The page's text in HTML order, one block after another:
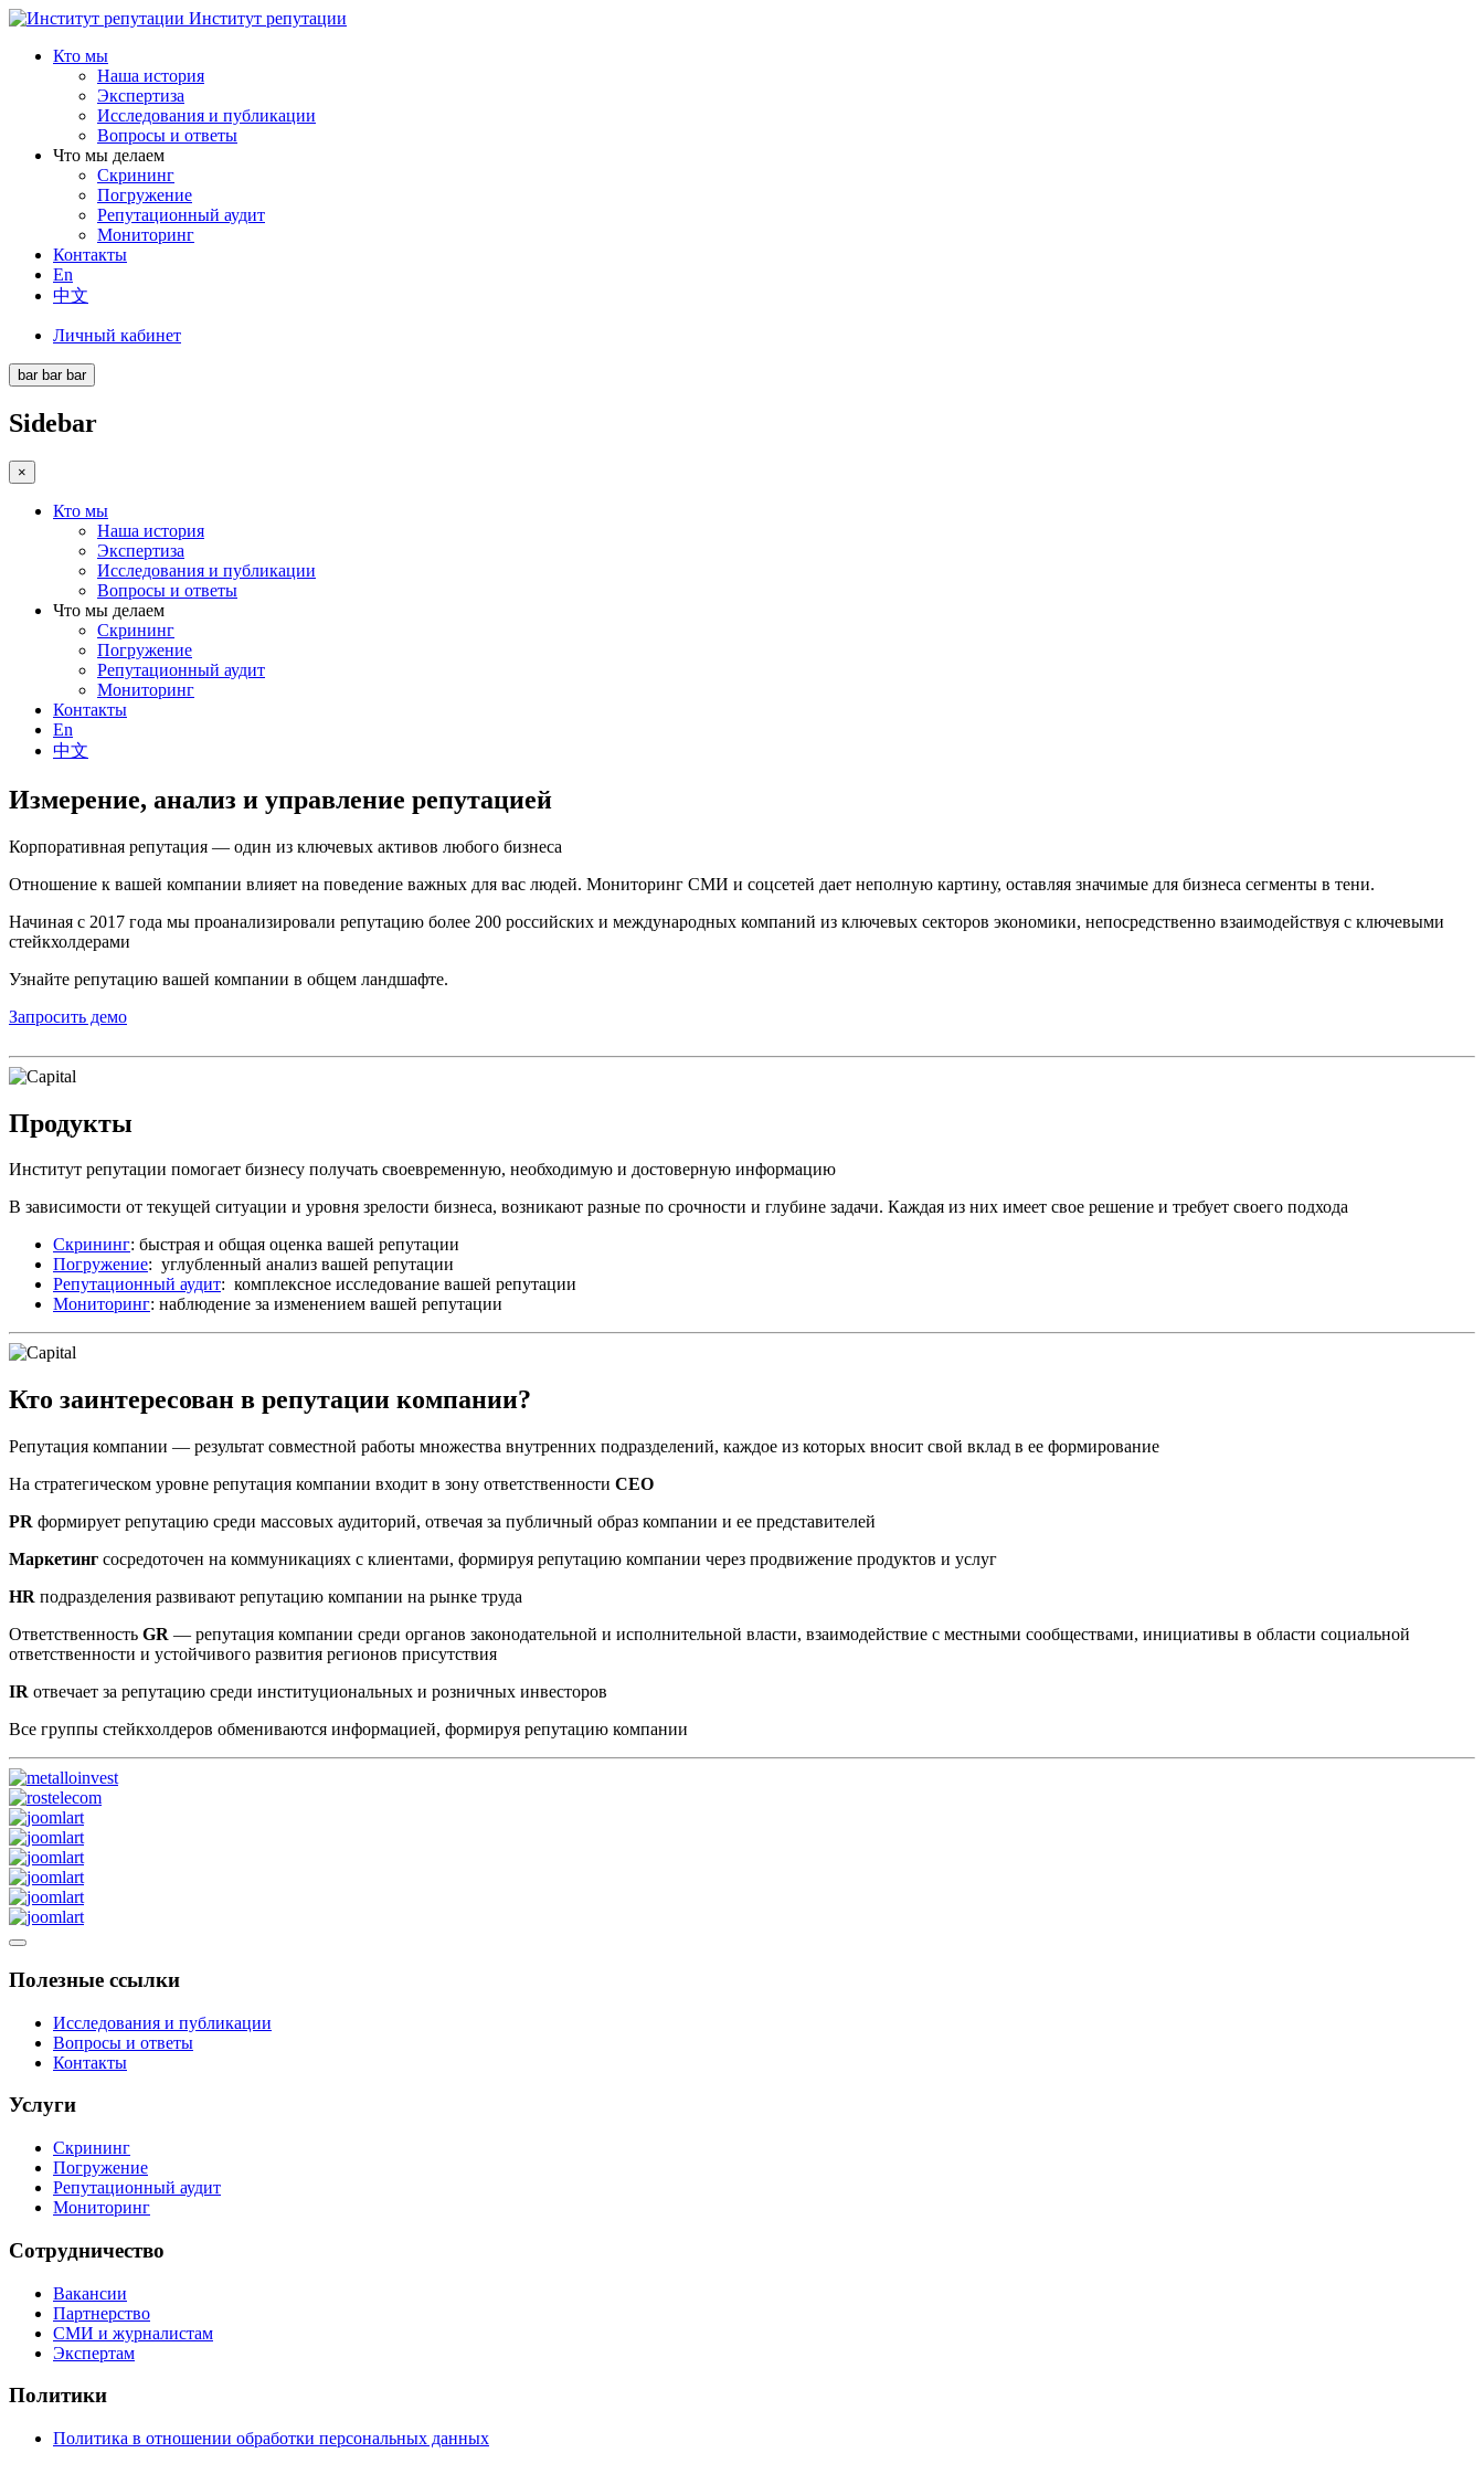
Институт репутации
Кто мы
Наша история
Экспертиза
Исследования и публикации
Вопросы и ответы
Что мы делаем
Скрининг
Погружение
Репутационный аудит
Мониторинг
Контакты
En
中文
Личный кабинет
bar bar bar
Sidebar
×
Кто мы
Наша история
Экспертиза
Исследования и публикации
Вопросы и ответы
Что мы делаем
Скрининг
Погружение
Репутационный аудит
Мониторинг
Контакты
En
中文
Измерение, анализ и управление репутацией
Корпоративная репутация — один из ключевых активов любого бизнеса
Отношение к вашей компании влияет на поведение важных для вас людей. Мониторинг СМИ и соцсетей дает неполную картину, оставляя значимые для бизнеса сегменты в тени.
Начиная с 2017 года мы проанализировали репутацию более 200 российских и международных компаний из ключевых секторов экономики, непосредственно взаимодействуя с ключевыми
стейкхолдерами
Узнайте репутацию вашей компании в общем ландшафте.
Запросить демо
Продукты
Институт репутации помогает бизнесу получать своевременную, необходимую и достоверную информацию
В зависимости от текущей ситуации и уровня зрелости бизнеса, возникают разные по срочности и глубине задачи. Каждая из них имеет свое решение и требует своего подхода
Скрининг: быстрая и общая оценка вашей репутации
Погружение: углубленный анализ вашей репутации
Репутационный аудит: комплексное исследование вашей репутации
Мониторинг: наблюдение за изменением вашей репутации
Кто заинтересован в репутации компании?
Репутация компании — результат совместной работы множества внутренних подразделений, каждое из которых вносит свой вклад в ее формирование
На стратегическом уровне репутация компании входит в зону ответственности CEO
PR формирует репутацию среди массовых аудиторий, отвечая за публичный образ компании и ее представителей
Маркетинг сосредоточен на коммуникациях с клиентами, формируя репутацию компании через продвижение продуктов и услуг
HR подразделения развивают репутацию компании на рынке труда
Ответственность GR — репутация компании среди органов законодательной и исполнительной власти, взаимодействие с местными сообществами, инициативы в области социальной
ответственности и устойчивого развития регионов присутствия
IR отвечает за репутацию среди институциональных и розничных инвесторов
Все группы стейкхолдеров обмениваются информацией, формируя репутацию компании
Полезные ссылки
Исследования и публикации
Вопросы и ответы
Контакты
Услуги
Скрининг
Погружение
Репутационный аудит
Мониторинг
Сотрудничество
Вакансии
Партнерство
СМИ и журналистам
Экспертам
Политики
Политика в отношении обработки персональных данных